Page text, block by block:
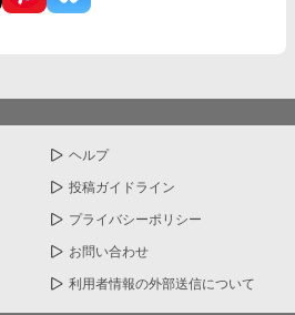
ヘルプ
投稿ガイドライン
プライバシーポリシー
お問い合わせ
利用者情報の外部送信について